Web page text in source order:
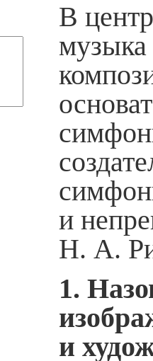
В
и
Н. А.
1.
и